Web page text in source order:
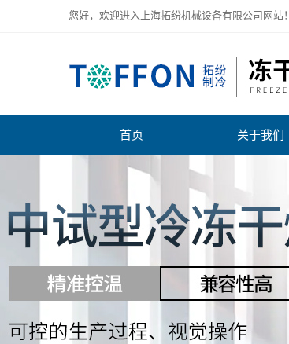
您好，欢迎进入上海拓纷机械设备有限公司网站！
首页 关于我们